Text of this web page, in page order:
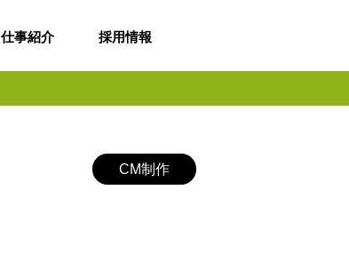
仕事紹介 採用情報
CM制作